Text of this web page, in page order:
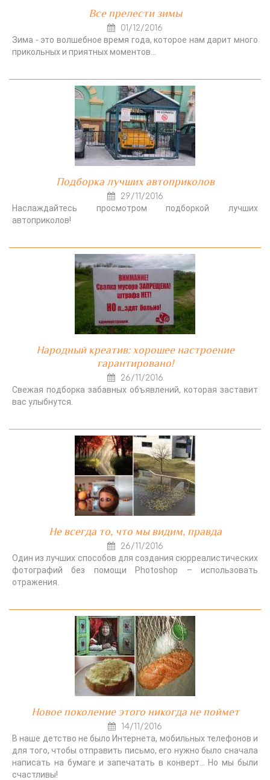
Все прелести зимы
01/12/2016
Зима - это волшебное время года, которое нам дарит много
прикольных и приятных моментов…
Подборка лучших автоприколов
29/11/2016
Наслаждайтесь просмотром подборкой лучших
автоприколов!
Народный креатив: хорошее настроение
гарантировано!
26/11/2016
Свежая подборка забавных объявлений, которая заставит
вас улыбнутся.
Не всегда то, что мы видим, правда
26/11/2016
Один из лучших способов для создания сюрреалистических
фотографий без помощи Photoshop – использовать
отражения.
Новое поколение этого никогда не поймет
14/11/2016
В наше детство не было Интернета, мобильных телефонов и
для того, чтобы отправить письмо, его нужно было сначала
написать на бумаге и запечатать в конверт… Но мы были
счастливы!